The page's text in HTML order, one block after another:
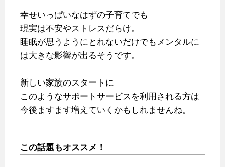
幸せいっぱいなはずの子育てでも
現実は不安やストレスだらけ。
睡眠が思うようにとれないだけでもメンタルに
は大きな影響が出るそうです。
新しい家族のスタートに
このようなサポートサービスを利用される方は
今後ますます増えていくかもしれませんね。
この話題もオススメ！